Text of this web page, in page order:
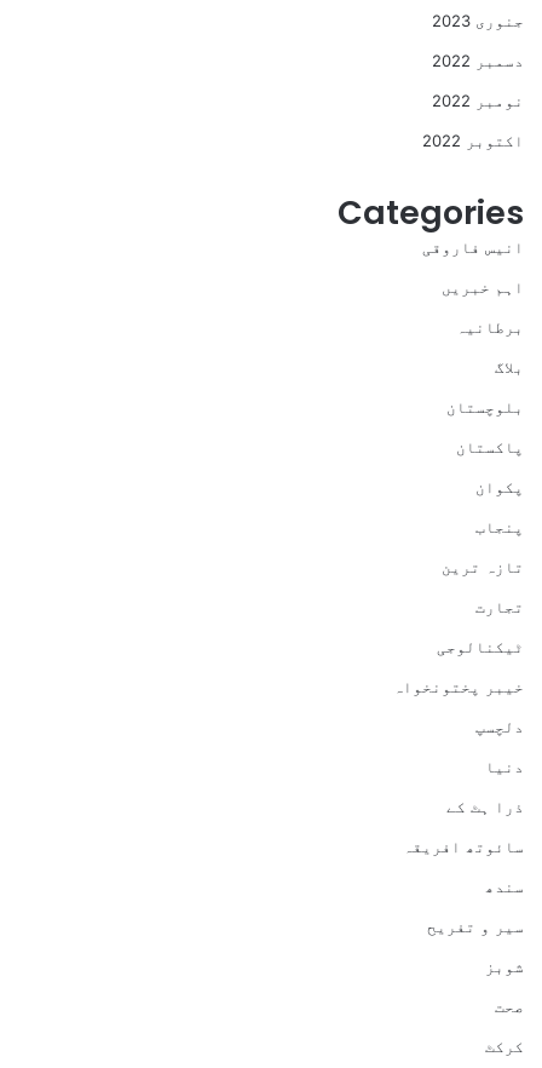
جنوری 2023
دسمبر 2022
نومبر 2022
اکتوبر 2022
Categories
انیس فاروقی
اہم خبریں
برطانیہ
بلاگ
بلوچستان
پاکستان
پکوان
پنجاب
تازہ ترین
تجارت
ٹیکنالوجی
خیبر پختونخواہ
دلچسپ
دنیا
ذرا ہٹ کے
سائوتھ افریقہ
سندھ
سیر و تفریح
شوبز
صحت
کرکٹ